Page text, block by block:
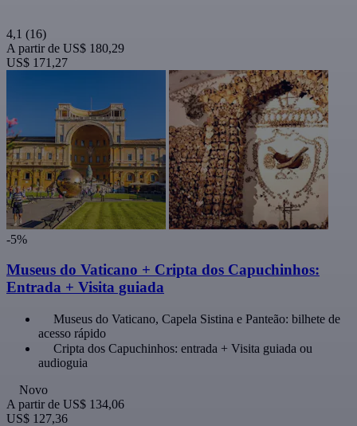
4,1 (16)
A partir de US$ 180,29
US$ 171,27
-5%
Museus do Vaticano + Cripta dos Capuchinhos:
Entrada + Visita guiada
Museus do Vaticano, Capela Sistina e Panteão: bilhete de
acesso rápido
Cripta dos Capuchinhos: entrada + Visita guiada ou
audioguia
Novo
A partir de US$ 134,06
US$ 127,36